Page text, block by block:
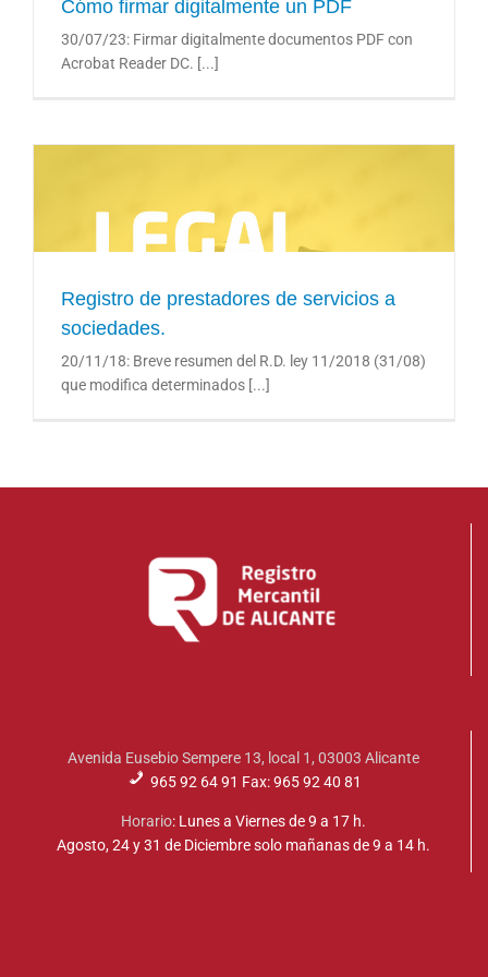
Cómo firmar digitalmente un PDF
30/07/23: Firmar digitalmente documentos PDF con
Acrobat Reader DC. [...]
Registro de prestadores de servicios a sociedades.
Registro de prestadores de servicios a
sociedades.
20/11/18: Breve resumen del R.D. ley 11/2018 (31/08)
que modifica determinados [...]
Avenida Eusebio Sempere 13, local 1, 03003 Alicante
965 92 64 91 Fax: 965 92 40 81
Horario: Lunes a Viernes de 9 a 17 h.
Agosto, 24 y 31 de Diciembre solo mañanas de 9 a 14 h.